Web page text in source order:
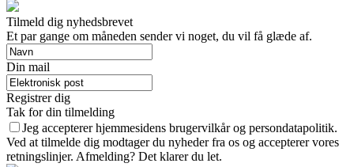
Tilmeld dig nyhedsbrevet
Et par gange om måneden sender vi noget, du vil få glæde af.
Din mail
Registrer dig
Tak for din tilmelding
Jeg accepterer hjemmesidens brugervilkår og persondatapolitik.
Ved at tilmelde dig modtager du nyheder fra os og accepterer vores
retningslinjer. Afmelding? Det klarer du let.